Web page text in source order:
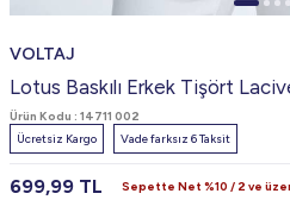
VOLTAJ
Lotus Baskılı Erkek Tişört
Ürün Kodu : 14711 002
Ücretsiz Kargo
Vade farksız 6 Taksit
699,99 TL Sepette Net %10 / 2 ve